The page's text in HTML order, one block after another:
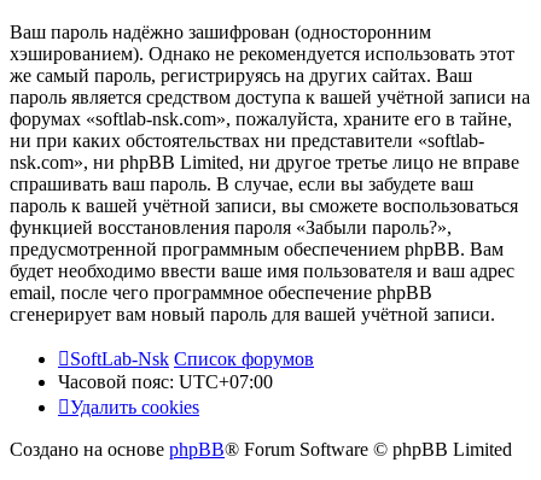
Ваш пароль надёжно зашифрован (односторонним
хэшированием). Однако не рекомендуется использовать этот
же самый пароль, регистрируясь на других сайтах. Ваш
пароль является средством доступа к вашей учётной записи на
форумах «softlab-nsk.com», пожалуйста, храните его в тайне,
ни при каких обстоятельствах ни представители «softlab-
nsk.com», ни phpBB Limited, ни другое третье лицо не вправе
спрашивать ваш пароль. В случае, если вы забудете ваш
пароль к вашей учётной записи, вы сможете воспользоваться
функцией восстановления пароля «Забыли пароль?»,
предусмотренной программным обеспечением phpBB. Вам
будет необходимо ввести ваше имя пользователя и ваш адрес
email, после чего программное обеспечение phpBB
сгенерирует вам новый пароль для вашей учётной записи.
SoftLab-Nsk Список форумов
Часовой пояс: UTC+07:00
Удалить cookies
Создано на основе phpBB® Forum Software © phpBB Limited